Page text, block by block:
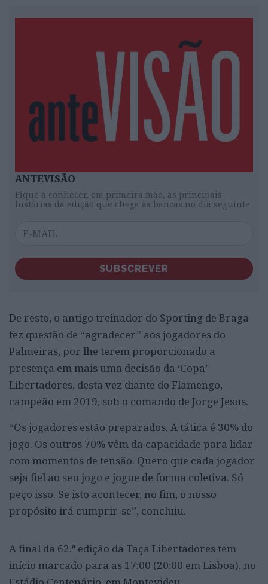
ANTEVISÃO
Fique a conhecer, em primeira mão, as principais
histórias da edição que chega às bancas no dia seguinte
SUBSCREVER
De resto, o antigo treinador do Sporting de Braga
fez questão de “agradecer” aos jogadores do
Palmeiras, por lhe terem proporcionado a
presença em mais uma decisão da ‘Copa’
Libertadores, desta vez diante do Flamengo,
campeão em 2019, sob o comando de Jorge Jesus.
“Os jogadores estão preparados. A tática é 30% do
jogo. Os outros 70% vêm da capacidade para lidar
com momentos de tensão. Quero que cada jogador
seja fiel ao seu jogo e jogue de forma coletiva. Só
peço isso. Se isto acontecer, no fim, o nosso
propósito irá cumprir-se”, concluiu.
A final da 62.ª edição da Taça Libertadores tem
início marcado para as 17:00 (20:00 em Lisboa), no